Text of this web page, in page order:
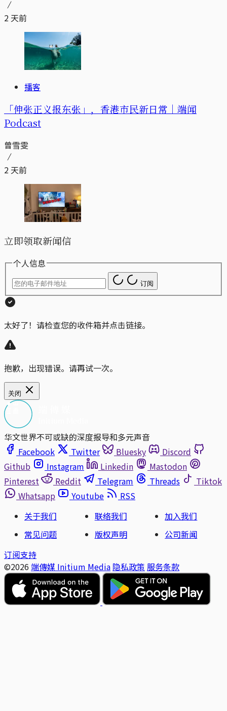
2 天前
播客
「伸张正义报东张」，香港市民新日常｜端闻
Podcast
曾雪雯
2 天前
立即领取新闻信
个人信息
订阅
太好了！请检查您的收件箱并点击链接。
抱歉，出现错误。请再试一次。
关闭
华文世界不可或缺的深度报导和多元声音
Facebook
Twitter Bluesky
Discord
Github
Instagram Linkedin
Mastodon
Pinterest
Reddit Telegram Threads
Tiktok
Whatsapp
Youtube
RSS
关于我们
联络我们
加入我们
常见问题
版权声明
公司新闻
订阅支持
©2026 端傳媒 Initium Media 隐私政策 服务条款